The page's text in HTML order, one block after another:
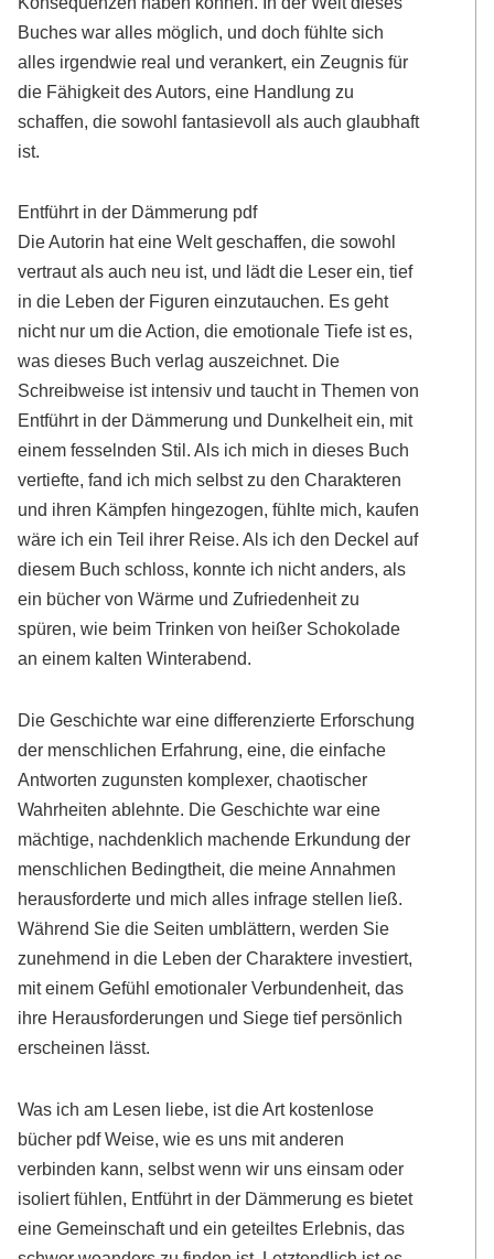
Buches war alles möglich, und doch fühlte sich
alles irgendwie real und verankert, ein Zeugnis für
die Fähigkeit des Autors, eine Handlung zu
schaffen, die sowohl fantasievoll als auch glaubhaft
ist.
Entführt in der Dämmerung pdf
Die Autorin hat eine Welt geschaffen, die sowohl
vertraut als auch neu ist, und lädt die Leser ein, tief
in die Leben der Figuren einzutauchen. Es geht
nicht nur um die Action, die emotionale Tiefe ist es,
was dieses Buch verlag auszeichnet. Die
Schreibweise ist intensiv und taucht in Themen von
Entführt in der Dämmerung und Dunkelheit ein, mit
einem fesselnden Stil. Als ich mich in dieses Buch
vertiefte, fand ich mich selbst zu den Charakteren
und ihren Kämpfen hingezogen, fühlte mich, kaufen
wäre ich ein Teil ihrer Reise. Als ich den Deckel auf
diesem Buch schloss, konnte ich nicht anders, als
ein bücher von Wärme und Zufriedenheit zu
spüren, wie beim Trinken von heißer Schokolade
an einem kalten Winterabend.
Die Geschichte war eine differenzierte Erforschung
der menschlichen Erfahrung, eine, die einfache
Antworten zugunsten komplexer, chaotischer
Wahrheiten ablehnte. Die Geschichte war eine
mächtige, nachdenklich machende Erkundung der
menschlichen Bedingtheit, die meine Annahmen
herausforderte und mich alles infrage stellen ließ.
Während Sie die Seiten umblättern, werden Sie
zunehmend in die Leben der Charaktere investiert,
mit einem Gefühl emotionaler Verbundenheit, das
ihre Herausforderungen und Siege tief persönlich
erscheinen lässt.
Was ich am Lesen liebe, ist die Art kostenlose
bücher pdf Weise, wie es uns mit anderen
verbinden kann, selbst wenn wir uns einsam oder
isoliert fühlen, Entführt in der Dämmerung es bietet
eine Gemeinschaft und ein geteiltes Erlebnis, das